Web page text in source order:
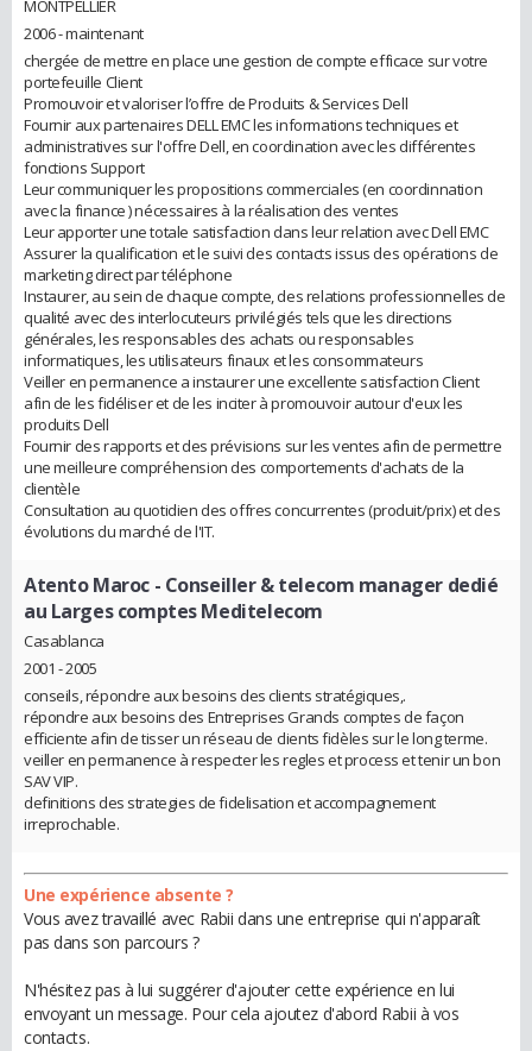
MONTPELLIER
2006 - maintenant
chergée de mettre en place une gestion de compte efficace sur votre
portefeuille Client
Promouvoir et valoriser l’offre de Produits & Services Dell
Fournir aux partenaires DELL EMC les informations techniques et
administratives sur l'offre Dell, en coordination avec les différentes
fonctions Support
Leur communiquer les propositions commerciales (en coordinnation
avec la finance ) nécessaires à la réalisation des ventes
Leur apporter une totale satisfaction dans leur relation avec Dell EMC
Assurer la qualification et le suivi des contacts issus des opérations de
marketing direct par téléphone
Instaurer, au sein de chaque compte, des relations professionnelles de
qualité avec des interlocuteurs privilégiés tels que les directions
générales, les responsables des achats ou responsables
informatiques, les utilisateurs finaux et les consommateurs
Veiller en permanence a instaurer une excellente satisfaction Client
afin de les fidéliser et de les inciter à promouvoir autour d'eux les
produits Dell
Fournir des rapports et des prévisions sur les ventes afin de permettre
une meilleure compréhension des comportements d'achats de la
clientèle
Consultation au quotidien des offres concurrentes (produit/prix) et des
évolutions du marché de l'IT.
Atento Maroc- Conseiller & telecom manager dedié
au Larges comptes Meditelecom
Casablanca
2001 - 2005
conseils, répondre aux besoins des clients stratégiques,.
répondre aux besoins des Entreprises Grands comptes de façon
efficiente afin de tisser un réseau de clients fidèles sur le long terme.
veiller en permanence à respecter les regles et process et tenir un bon
SAV VIP.
definitions des strategies de fidelisation et accompagnement
irreprochable.
Une expérience absente ?
Vous avez travaillé avec Rabii dans une entreprise qui n'apparaît
pas dans son parcours ?
N'hésitez pas à lui suggérer d'ajouter cette expérience en lui
envoyant un message. Pour cela ajoutez d'abord Rabii à vos
contacts.